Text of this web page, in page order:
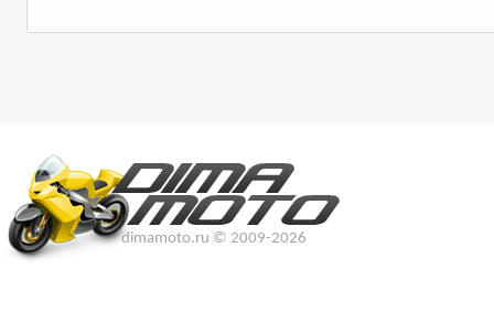
dimamoto.ru © 2009-2026